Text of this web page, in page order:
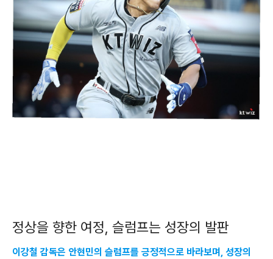
정상을 향한 여정, 슬럼프는 성장의 발판
이강철 감독은 안현민의 슬럼프를 긍정적으로 바라보며, 성장의